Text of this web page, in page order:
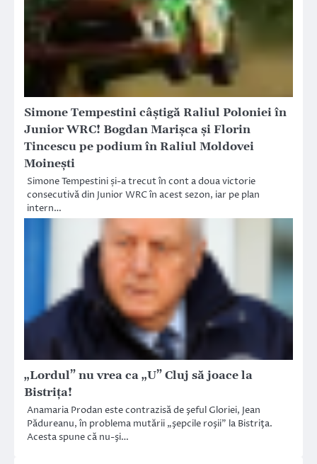
Simone Tempestini câștigă Raliul Poloniei în
Junior WRC! Bogdan Marișca și Florin
Tincescu pe podium în Raliul Moldovei
Moinești
Simone Tempestini și-a trecut în cont a doua victorie
consecutivă din Junior WRC în acest sezon, iar pe plan
intern…
„Lordul” nu vrea ca „U” Cluj să joace la
Bistriţa!
Anamaria Prodan este contrazisă de şeful Gloriei, Jean
Pădureanu, în problema mutării „şepcile roşii” la Bistriţa.
Acesta spune că nu-şi…